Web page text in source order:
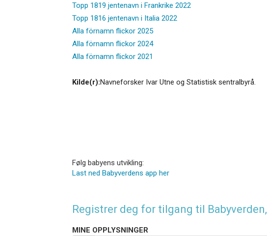
Topp 1819 jentenavn i Frankrike 2022
Topp 1816 jentenavn i Italia 2022
Alla förnamn flickor 2025
Alla förnamn flickor 2024
Alla förnamn flickor 2021
Kilde(r):Navneforsker Ivar Utne og Statistisk sentralbyrå.
Følg babyens utvikling:
Last ned Babyverdens app her
Registrer deg for tilgang til
MINE OPPLYSNINGER